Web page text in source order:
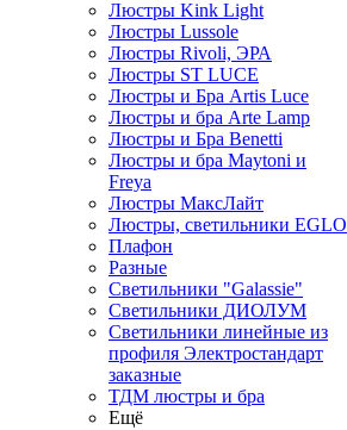
Люстры Kink Light
Люстры Lussole
Люстры Rivoli, ЭРА
Люстры ST LUCE
Люстры и Бра Artis Luce
Люстры и бра Arte Lamp
Люстры и Бра Benetti
Люстры и бра Maytoni и
Freya
Люстры МаксЛайт
Люстры, светильники EGLO
Плафон
Разные
Светильники "Galassie"
Светильники ДИОЛУМ
Светильники линейные из
профиля Электростандарт
заказные
ТДМ люстры и бра
Ещё